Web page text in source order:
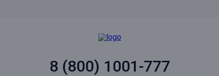
8 (800) 1001-777